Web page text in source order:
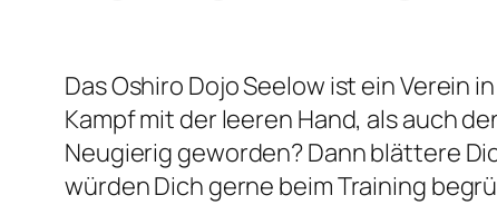
Das Oshiro Dojo Seelow ist ein
Kampf mit der leeren Hand, als auch
Neugierig geworden? Dann blättere
würden Dich gerne beim Training